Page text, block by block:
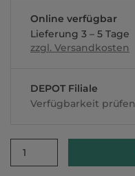
Online verfügbar
Lieferung 3 – 5 Tage
zzgl. Versandkosten
DEPOT Filiale
Verfügbarkeit prüfen
1